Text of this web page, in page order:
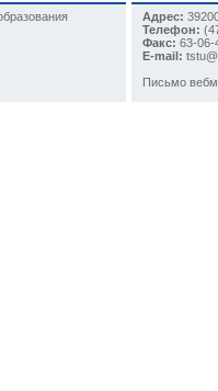
Адрес:
Телефон:
Факс: 63-06-
E-mail:
Письмо